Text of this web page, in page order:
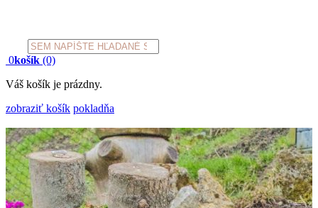
Products
search
0košík (0)
Váš košík je prázdny.
zobraziť košík pokladňa